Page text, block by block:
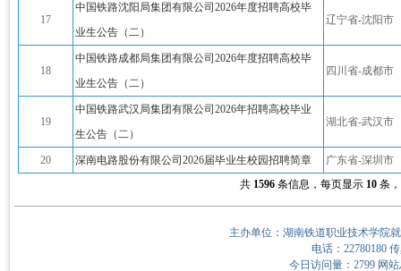
17
中国铁路沈阳局集团有限公司2026年度招聘高校毕
业生公告（二）
辽宁省-沈阳市
18
中国铁路成都局集团有限公司2026年度招聘高校毕
业生公告（二）
四川省-成都市
19
中国铁路武汉局集团有限公司2026年招聘高校毕业
生公告（二）
湖北省-武汉市
20 深南电路股份有限公司2026届毕业生校园招聘简章
广东省-深圳市
共 1596 条信息，每页显示 10 条
主办单位：湖南铁道职业技术学院
电话：22780180
今日访问量：2799 网